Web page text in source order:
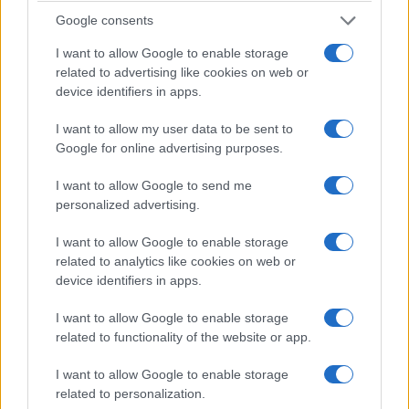
Google consents
I want to allow Google to enable storage
related to advertising like cookies on web or
device identifiers in apps.
I want to allow my user data to be sent to
Google for online advertising purposes.
I want to allow Google to send me
personalized advertising.
I want to allow Google to enable storage
related to analytics like cookies on web or
device identifiers in apps.
I want to allow Google to enable storage
related to functionality of the website or app.
I want to allow Google to enable storage
related to personalization.
rivoluzione comunista. Lo dicono e lo scrivono
apertamente.
Sul giornale onlineThe Free Press, l’ex politico dei
Jake Altman, lo spiega in uneditoriale molto
, in cui si limita a citare fonti aperte, come